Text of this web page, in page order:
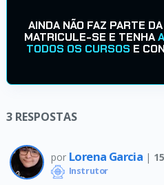
AINDA NÃO FAZ PARTE DA
MATRICULE-SE E TENHA
TODOS OS CURSOS E
3 RESPOSTAS
por Lorena Garcia |
Instrutor